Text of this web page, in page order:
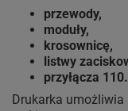
przewody,
moduły,
krosownicę,
listwy
przyłącza 110.
Drukarka